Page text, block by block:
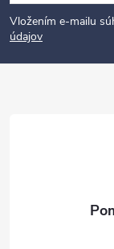
t
Vložením e-mailu
údajov